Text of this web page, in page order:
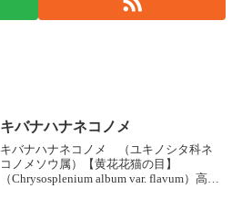
キバナハナネコノメ
キバナハナネコノメ （ユキノシタ科ネ
コノメソウ属）【黄花花猫の目】
（Chrysosplenium album var. flavum）高尾